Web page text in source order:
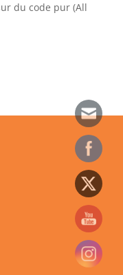
du code pur (All